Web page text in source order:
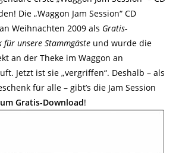
Die „Waggon Jam Session“ CD
Weihnachten 2009 als Gratis-
für unsere Stammgäste und wurde die
an der Theke im Waggon an
Jetzt ist sie „vergriffen“. Deshalb – als
für alle – gibt’s die Jam Session
Gratis-Download!